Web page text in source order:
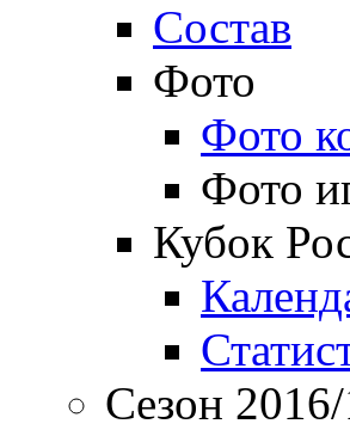
Состав
Фото
Фото
Фото
Кубок
Сезон